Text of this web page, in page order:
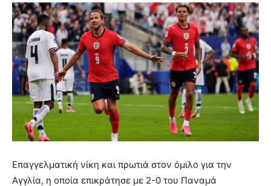
Επαγγελματική νίκη και πρωτιά στον όμιλο για την
Αγγλία, η οποία επικράτησε με 2-0 του Παναμά